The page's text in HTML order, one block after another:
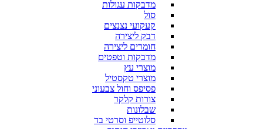
מדבקות עגולות
סול
קעקועי נצנצים
דבק ליצירה
חומרים ליצירה
מדבקות וטפטים
מוצרי עץ
מוצרי טקסטיל
פסיפס וחול צבעוני
צורות קלקר
שבלונות
סלוטייפ וסרטי בד